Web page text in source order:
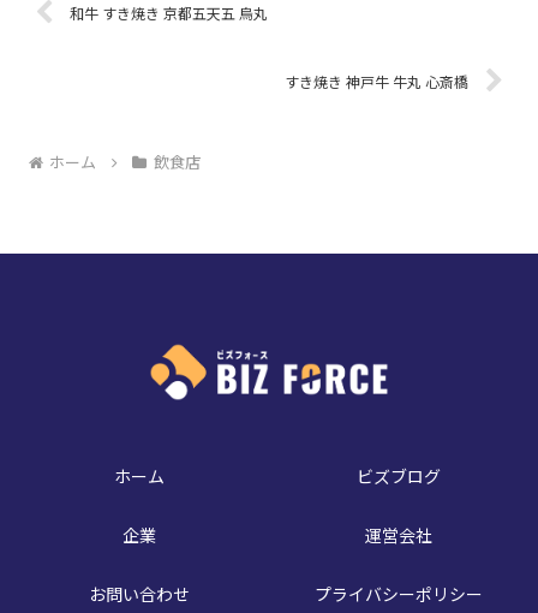
和牛 すき焼き 京都五天五 烏丸
すき焼き 神戸牛 牛丸 心斎橋
ホーム 飲食店
ホーム ビズブログ
企業 運営会社
お問い合わせ プライバシーポリシー